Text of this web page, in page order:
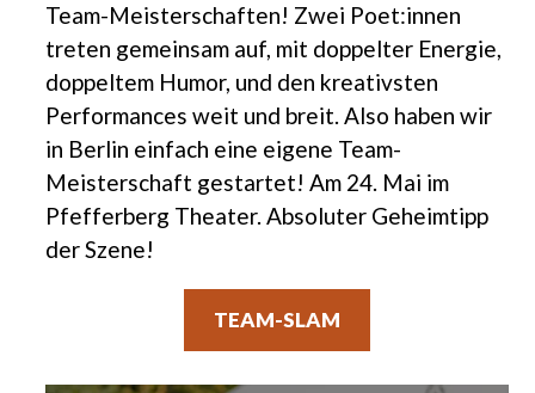
Team-Meisterschaften! Zwei Poet:innen
treten gemeinsam auf, mit doppelter Energie,
doppeltem Humor, und den kreativsten
Performances weit und breit. Also haben wir
in Berlin einfach eine eigene Team-
Meisterschaft gestartet! Am 24. Mai im
Pfefferberg Theater. Absoluter Geheimtipp
der Szene!
TEAM-SLAM